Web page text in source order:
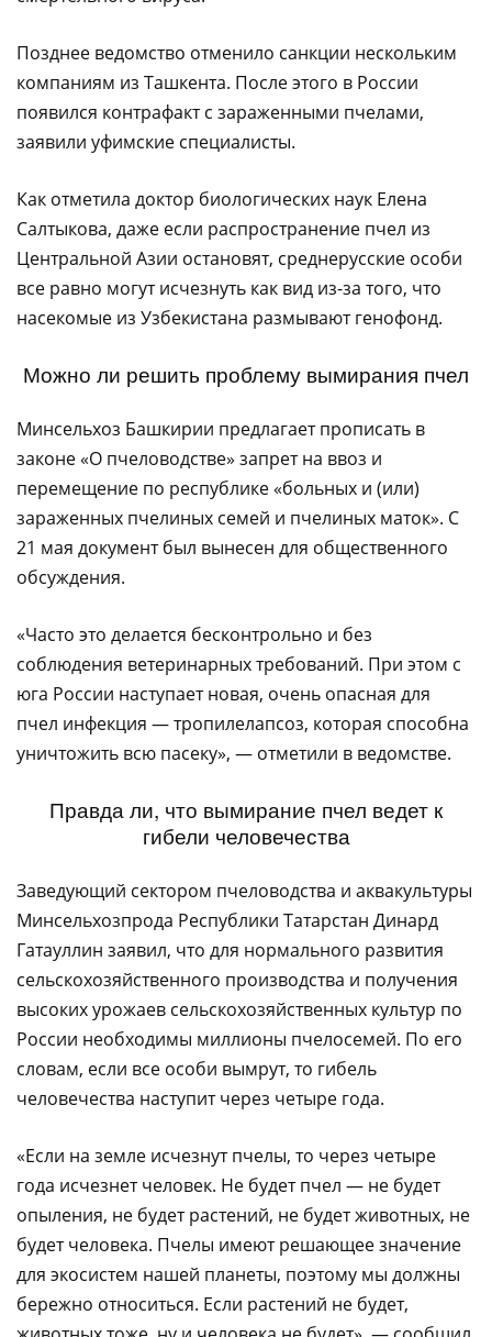
Позднее ведомство отменило санкции нескольким
компаниям из Ташкента. После этого в России
появился контрафакт с зараженными пчелами,
заявили уфимские специалисты.
Как отметила доктор биологических наук Елена
Салтыкова, даже если распространение пчел из
Центральной Азии остановят, среднерусские особи
все равно могут исчезнуть как вид из-за того, что
насекомые из Узбекистана размывают генофонд.
Можно ли решить проблему вымирания пчел
Минсельхоз Башкирии предлагает прописать в
законе «О пчеловодстве» запрет на ввоз и
перемещение по республике «больных и (или)
зараженных пчелиных семей и пчелиных маток». С
21 мая документ был вынесен для общественного
обсуждения.
«Часто это делается бесконтрольно и без
соблюдения ветеринарных требований. При этом с
юга России наступает новая, очень опасная для
пчел инфекция — тропилелапсоз, которая способна
уничтожить всю пасеку», — отметили в ведомстве.
Правда ли, что вымирание пчел ведет к
гибели человечества
Заведующий сектором пчеловодства и аквакультуры
Минсельхозпрода Республики Татарстан Динард
Гатауллин заявил, что для нормального развития
сельскохозяйственного производства и получения
высоких урожаев сельскохозяйственных культур по
России необходимы миллионы пчелосемей. По его
словам, если все особи вымрут, то гибель
человечества наступит через четыре года.
«Если на земле исчезнут пчелы, то через четыре
года исчезнет человек. Не будет пчел — не будет
опыления, не будет растений, не будет животных, не
будет человека. Пчелы имеют решающее значение
для экосистем нашей планеты, поэтому мы должны
бережно относиться. Если растений не будет,